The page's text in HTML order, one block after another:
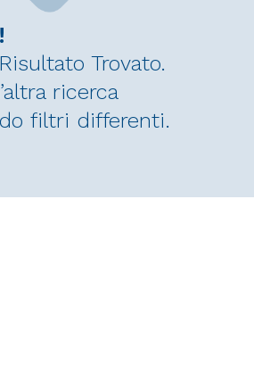
Trovato.
ricerca
filtri differenti.